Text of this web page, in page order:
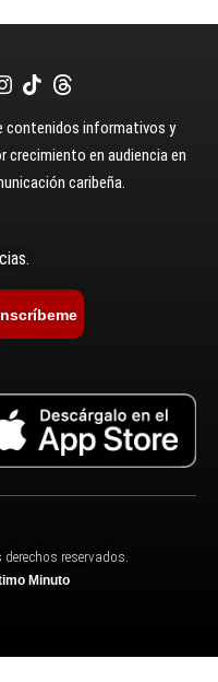
contenidos informativos y
crecimiento en audiencia en
caribeña.
reservados.
Minuto